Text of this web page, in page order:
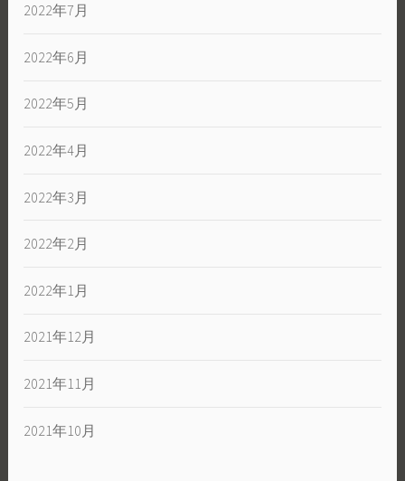
2022年7月
2022年6月
2022年5月
2022年4月
2022年3月
2022年2月
2022年1月
2021年12月
2021年11月
2021年10月